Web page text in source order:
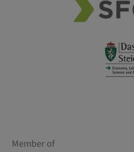
Member of